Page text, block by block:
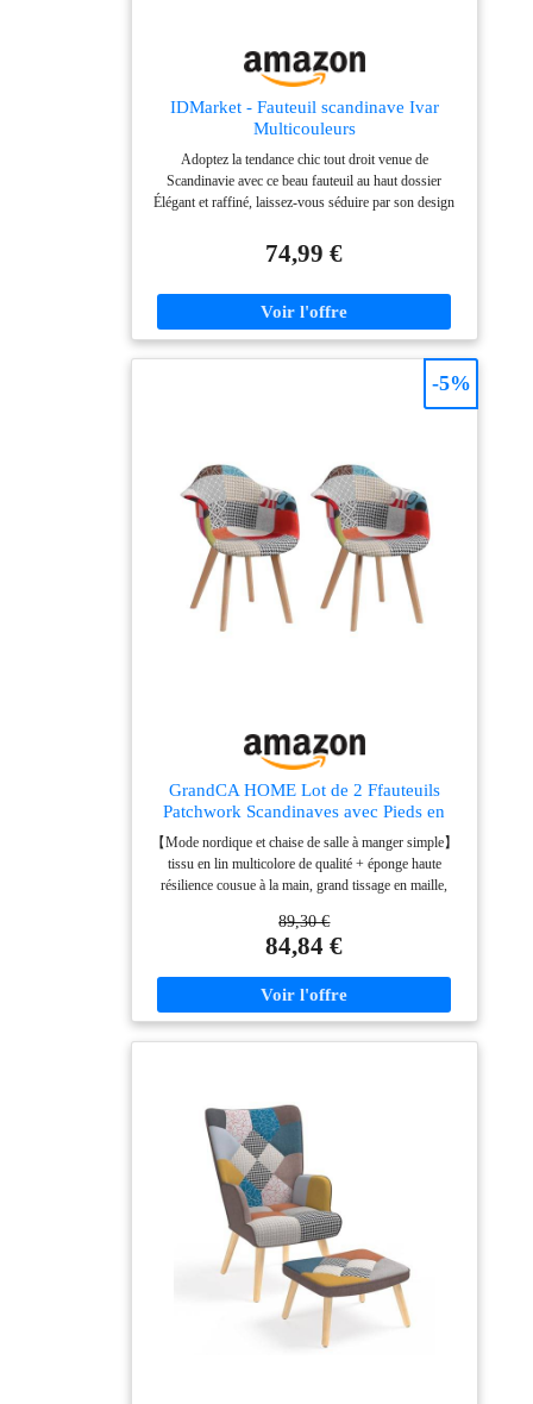
IDMarket - Fauteuil scandinave Ivar
Multicouleurs
Adoptez la tendance chic tout droit venue de
Scandinavie avec ce beau fauteuil au haut dossier
Élégant et raffiné, laissez-vous séduire par son design
mélange entre élégance et confort, le fauteuil IVAR
saura s'intégrer dans toutes les pièces Revêtement en
imprimé pied-de-poule Dimensions totales : Longueur
58 cm x largeur 67 cm x hauteur 94.5 cm - 4 Pieds en
74,99 €
GrandCA HOME Lot de 2 Ffauteuils
Patchwork Scandinaves avec Pieds en
Bois de Hêtre Massif et Assise en
Polyester Rembourré Multicolore, Rouge
【Mode nordique et chaise de salle à manger simple】
tissu en lin multicolore de qualité + éponge haute
résilience cousue à la main, grand tissage en maille,
sensation de luxe léger et d'attention rétro ; 【Mode
nordique et chaise de salle à manger simple】 la
colonne vertébrale humaine, est conforme au principe
de l'ergonomie, soulage la fatigue et rend l'assise plus
; et les pieds de la chaise sont reliés au siège de la
chaise, qui a une forte capacité de charge et est sûr et
stable ; 【Mode nordique et chaise de salle à manger
simple】pieds en bois de hêtre massif, couleur
élégante, belle texture, texture dure et les pieds
coniques inversés sont fermement connectés au cadre
de la table, qui résiste à l'usure et ne se déformera pas
longtemps; 【Mode nordique et chaise de salle à
manger simple】conception de coussinets
antidérapants, forte stabilité, évite les rayures sur le sol,
silencieux et sûr;
89,30 €
84,84 €
-5%